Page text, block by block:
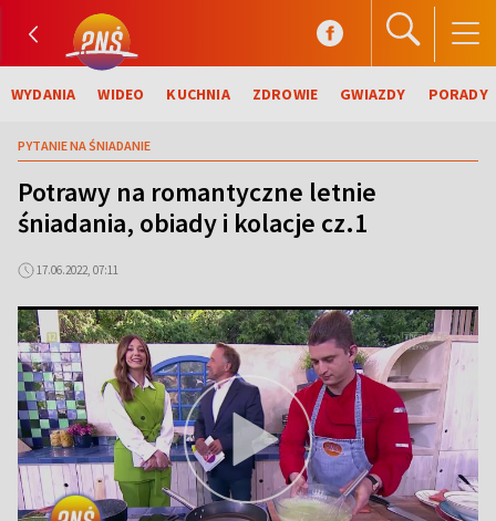
WYDANIA WIDEO KUCHNIA ZDROWIE GWIAZDY PORADY
PYTANIE NA ŚNIADANIE
Potrawy na romantyczne letnie
śniadania, obiady i kolacje cz.1
17.06.2022, 07:11